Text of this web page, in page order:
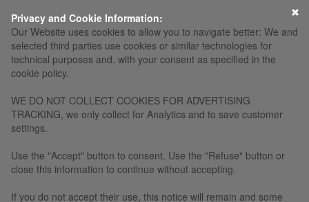
Privacy and Cookie Information:
Our Website uses cookies to allow you to navigate better: We and
selected third parties use cookies or similar technologies for
technical purposes and, with your consent as specified in the
cookie policy.
WE DO NOT COLLECT COOKIES FOR ADVERTISING
TRACKING, we only collect for Analytics and to save customer
settings.
Use the "Accept" button to consent. Use the "Refuse" button or
close this information to continue without accepting.
If you do not accept their use, this notice will remain and some
×